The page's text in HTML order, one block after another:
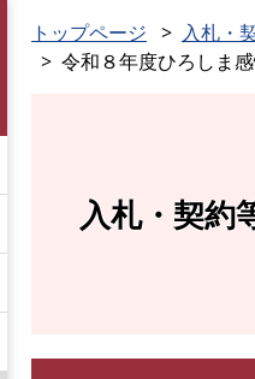
トップページ
入札・
令和８年度ひろしま
入札・契約